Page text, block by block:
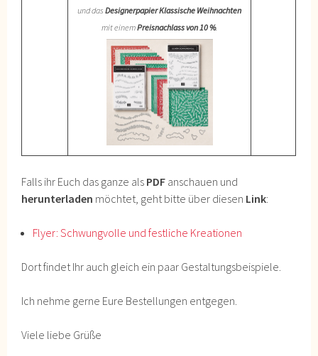
und dasDesignerpapier Klassische Weihnachten
mit einemPreisnachlass von 10 %.
Falls ihr Euch das ganze als PDF anschauen und
herunterladen möchtet, geht bitte über diesen Link:
Flyer: Schwungvolle und festliche Kreationen
Dort findet Ihr auch gleich ein paar Gestaltungsbeispiele.
Ich nehme gerne Eure Bestellungen entgegen.
Viele liebe Grüße